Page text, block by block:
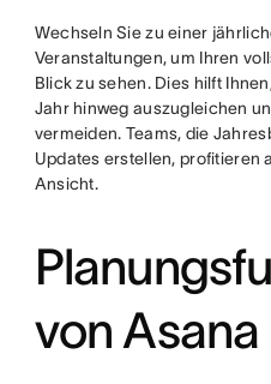
Wechseln Sie zu einer
Veranstaltungen, um Ihren
Blick zu sehen. Dies hilft
Jahr hinweg auszugleichen
vermeiden. Teams, die
Updates erstellen, profitieren
Ansicht.
von Asana